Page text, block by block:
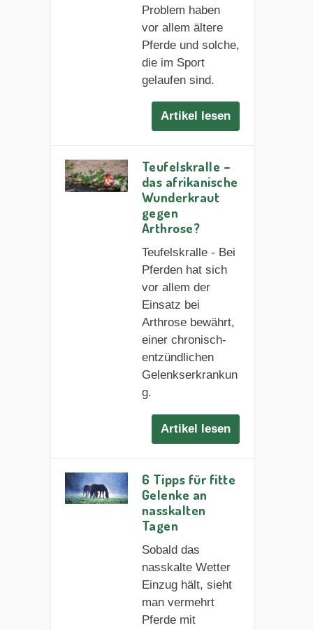
Problem haben
vor allem ältere
Pferde und solche,
die im Sport
gelaufen sind.
Artikel lesen
Teufelskralle –
das afrikanische
Wunderkraut
gegen
Arthrose?
Teufelskralle - Bei
Pferden hat sich
vor allem der
Einsatz bei
Arthrose bewährt,
einer chronisch-
entzündlichen
Gelenkserkrankun
g.
Artikel lesen
6 Tipps für fitte
Gelenke an
nasskalten
Tagen
Sobald das
nasskalte Wetter
Einzug hält, sieht
man vermehrt
Pferde mit